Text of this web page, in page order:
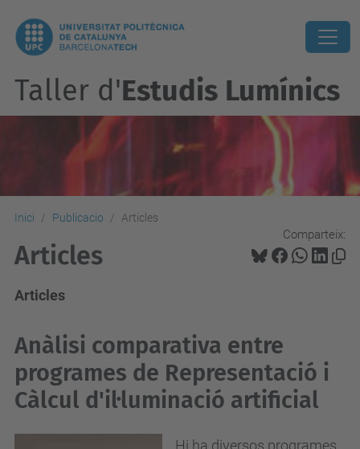
Taller d'Estudis Lumínics
Inici Publicacio Articles
Comparteix:
Articles
Articles
Anàlisi comparativa entre
programes de Representació i
Càlcul d'il·luminació artificial
Hi ha diversos programes